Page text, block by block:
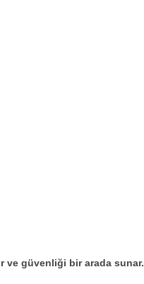
ve güvenliği bir arada sunar.